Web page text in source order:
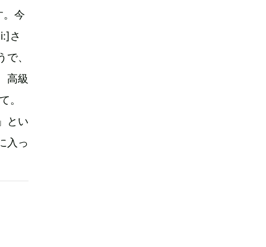
。今
さ
、
高級
。
とい
入っ